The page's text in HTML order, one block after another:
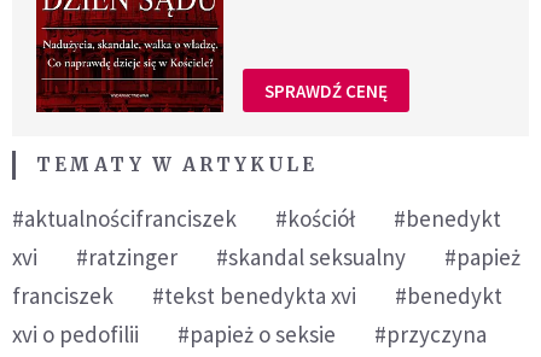
SPRAWDŹ CENĘ
TEMATY W ARTYKULE
#aktualnościfranciszek #kościół
#benedykt
xvi
#ratzinger #skandal seksualny
#papież
franciszek
#tekst benedykta xvi
#benedykt
xvi o pedofilii
#papież o seksie
#przyczyna